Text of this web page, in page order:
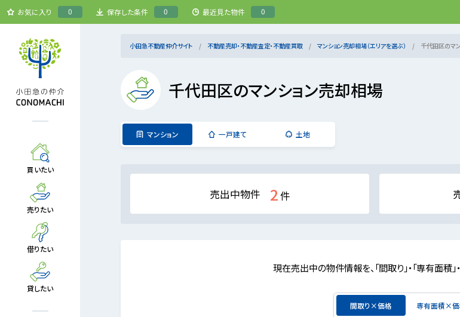
お気に入り 0 保存した条件 0 最近見た物件 0
買いたい
売りたい
借りたい
貸したい
小田急不動産仲介サイト 不動産売却・不動産査定・不動産買取 マンション売却相場（エリアを選ぶ） 千代田区のマ
千代田区のマンション売却相場
マンション 一戸建て 土地
売出中物件 2件
現在売出中の物件情報を、「間取り」・「専有面積」
間取り×価格 専有面積×